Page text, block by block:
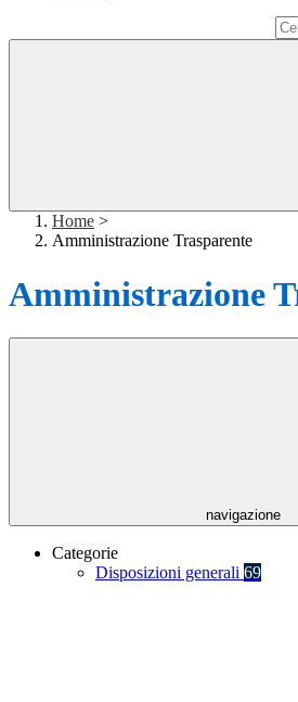
Home >
Amministrazione Trasparente
Amministrazione
navigazione
Categorie
Disposizioni generali 69